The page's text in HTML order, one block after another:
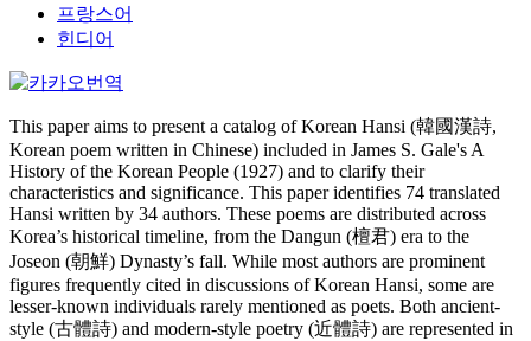
프랑스어
힌디어
This paper aims to present a catalog of Korean Hansi (韓國漢詩,
Korean poem written in Chinese) included in James S. Gale's A
History of the Korean People (1927) and to clarify their
characteristics and significance. This paper identifies 74 translated
Hansi written by 34 authors. These poems are distributed across
Korea’s historical timeline, from the Dangun (檀君) era to the
Joseon (朝鮮) Dynasty’s fall. While most authors are prominent
figures frequently cited in discussions of Korean Hansi, some are
lesser-known individuals rarely mentioned as poets. Both ancient-
style (古體詩) and modern-style poetry (近體詩) are represented in